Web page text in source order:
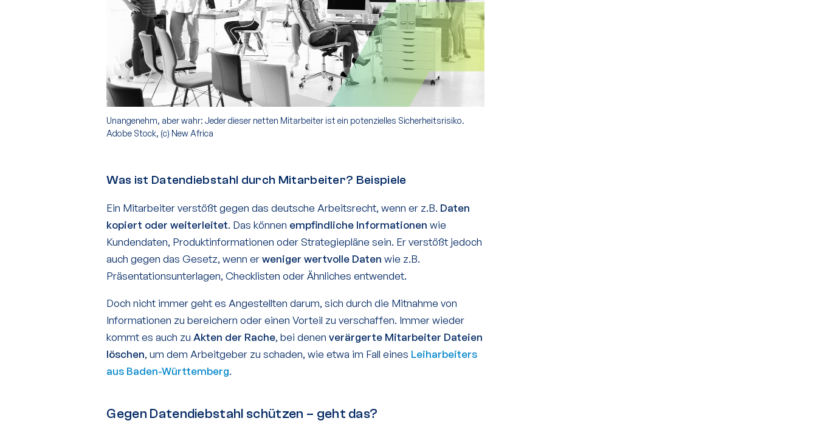
Unangenehm, aber wahr: Jeder dieser netten Mitarbeiter ist ein potenzielles Sicherheitsrisiko.
Adobe Stock, (c) New Africa
Was ist Datendiebstahl durch Mitarbeiter? Beispiele
Ein Mitarbeiter verstößt gegen das deutsche Arbeitsrecht, wenn er z.B. Daten
kopiert oder weiterleitet. Das können empfindliche Informationen wie
Kundendaten, Produktinformationen oder Strategiepläne sein. Er verstößt jedoch
auch gegen das Gesetz, wenn erweniger wertvolle Daten wie z.B.
Präsentationsunterlagen, Checklisten oder Ähnliches entwendet.
Doch nicht immer geht es Angestellten darum, sich durch die Mitnahme von
Informationen zu bereichern oder einen Vorteil zu verschaffen. Immer wieder
kommt es auch zu Akten der Rache, bei denenverärgerte Mitarbeiter Dateien
löschen, um dem Arbeitgeber zu schaden, wie etwa im Fall eines Leiharbeiters
aus Baden-Württemberg.
Gegen Datendiebstahl schützen – geht das?